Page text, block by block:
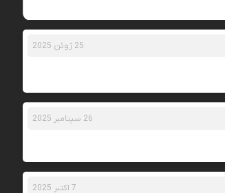
25 ژوئن 2025
26 سپتامبر 2025
7 اکتبر 2025